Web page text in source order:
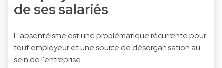
de ses salariés
L'absentéisme est une problématique récurrente pour
tout employeur et une source de désorganisation au
sein de l'entreprise.